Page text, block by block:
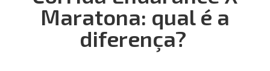
Maratona: qual é a
diferença?